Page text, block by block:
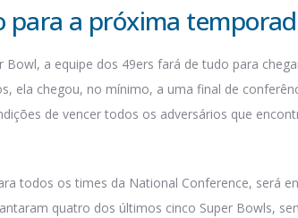
para a próxima
a equipe dos 49ers fará de tudo para
ela chegou, no mínimo, a uma final de
de vencer todos os adversários que
todos os times da National Conference, será
quatro dos últimos cinco Super Bowls,